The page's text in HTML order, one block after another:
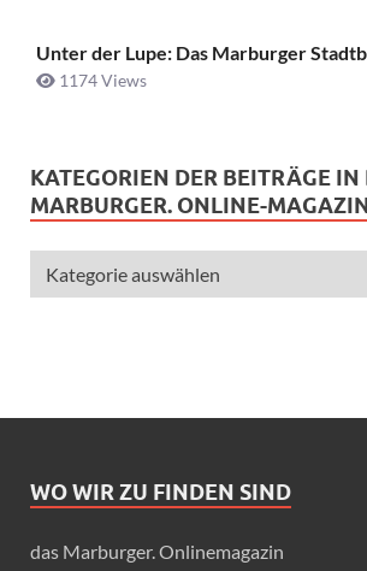
Unter der Lupe: Das Marburger
1174 Views
KATEGORIEN DER BEITRÄGE IN
MARBURGER. ONLINE-
WO WIR ZU FINDEN SIND
das Marburger. Onlinemagazin